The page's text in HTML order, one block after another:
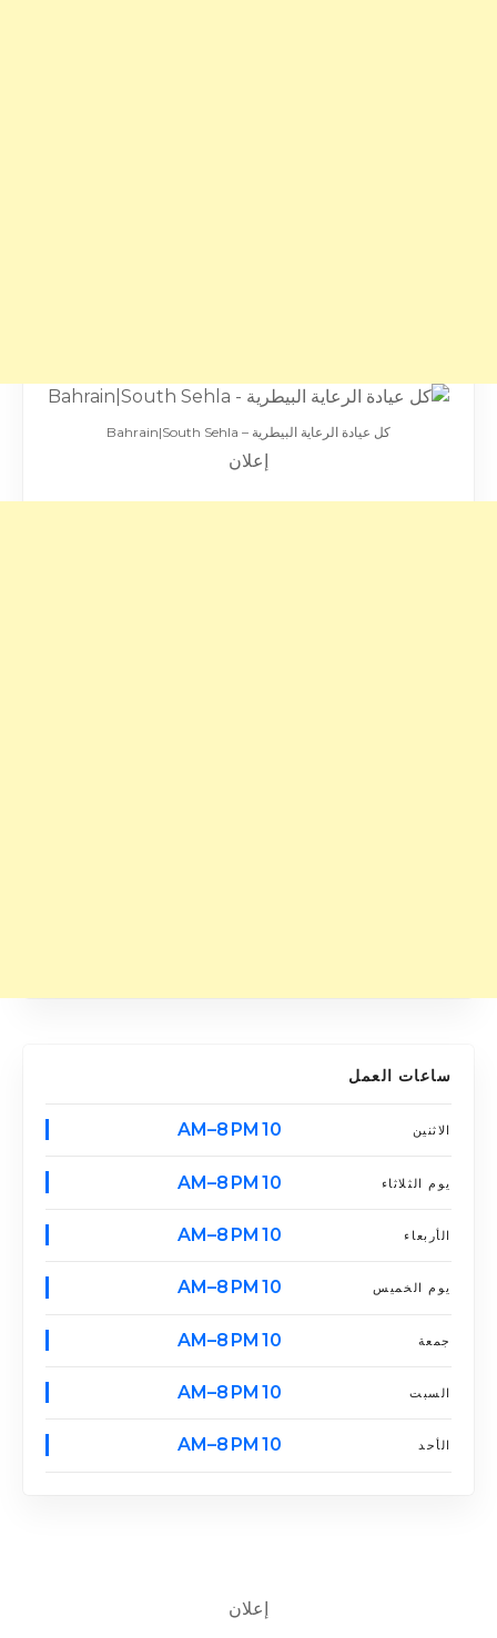
كل عيادة الرعاية البيطرية – Bahrain|South Sehla
إعلان
ساعات العمل
الاثنين 10 AM–8 PM
يوم الثلاثاء 10 AM–8 PM
الأربعاء 10 AM–8 PM
يوم الخميس 10 AM–8 PM
جمعة 10 AM–8 PM
السبت 10 AM–8 PM
الأحد 10 AM–8 PM
إعلان